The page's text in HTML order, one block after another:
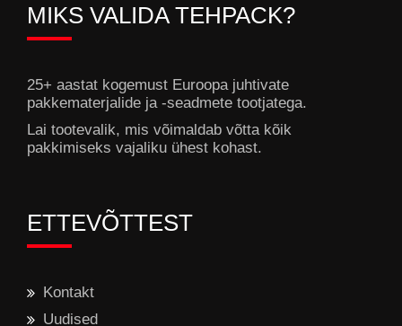
MIKS VALIDA TEHPACK?
25+ aastat kogemust Euroopa juhtivate
pakkematerjalide ja -seadmete tootjatega.
Lai tootevalik, mis võimaldab võtta kõik
pakkimiseks vajaliku ühest kohast.
ETTEVÕTTEST
Kontakt
Uudised